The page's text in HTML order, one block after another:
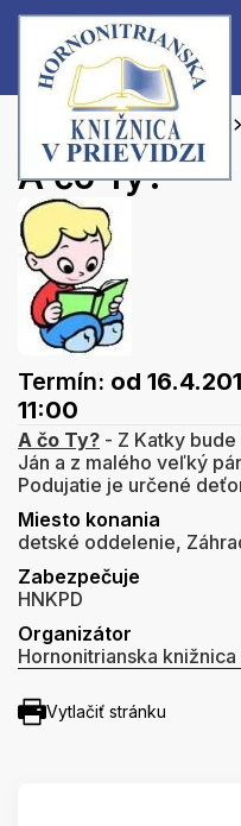
Hlavná stránka Podujatia
A čo Ty?
Termín: od
11:00
A čo Ty? - Z Katky bude
Ján a z malého veľký
Podujatie je určené
Miesto konania
detské oddelenie,
Zabezpečuje
HNKPD
Organizátor
Hornonitrianska
Vytlačiť stránku